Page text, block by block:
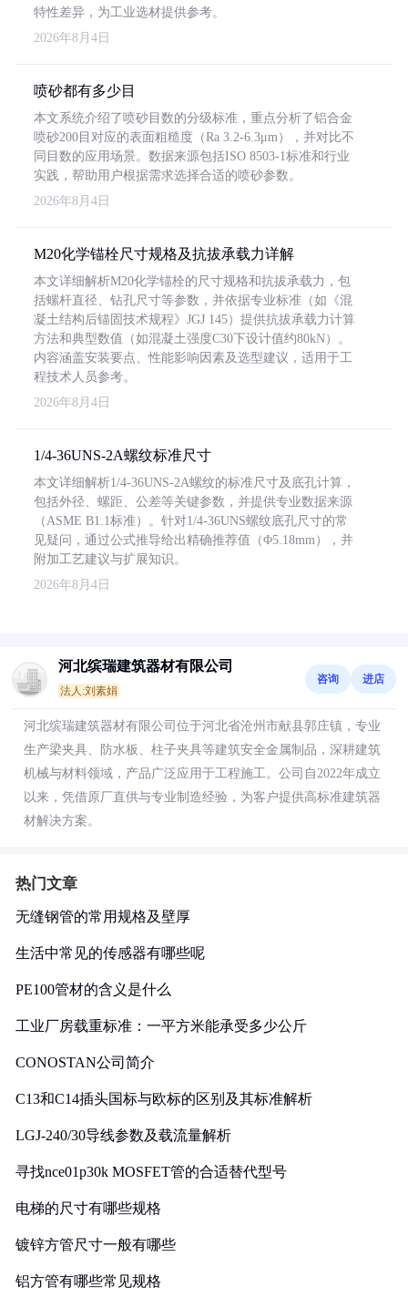
特性差异，为工业选材提供参考。
2026年8月4日
喷砂都有多少目
本文系统介绍了喷砂目数的分级标准，重点分析了铝合金
喷砂200目对应的表面粗糙度（Ra 3.2-6.3μm），并对比不
同目数的应用场景。数据来源包括ISO 8503-1标准和行业
实践，帮助用户根据需求选择合适的喷砂参数。
2026年8月4日
M20化学锚栓尺寸规格及抗拔承载力详解
本文详细解析M20化学锚栓的尺寸规格和抗拔承载力，包
括螺杆直径、钻孔尺寸等参数，并依据专业标准（如《混
凝土结构后锚固技术规程》JGJ 145）提供抗拔承载力计算
方法和典型数值（如混凝土强度C30下设计值约80kN）。
内容涵盖安装要点、性能影响因素及选型建议，适用于工
程技术人员参考。
2026年8月4日
1/4-36UNS-2A螺纹标准尺寸
本文详细解析1/4-36UNS-2A螺纹的标准尺寸及底孔计算，
包括外径、螺距、公差等关键参数，并提供专业数据来源
（ASME B1.1标准）。针对1/4-36UNS螺纹底孔尺寸的常
见疑问，通过公式推导给出精确推荐值（Φ5.18mm），并
附加工艺建议与扩展知识。
2026年8月4日
河北缤瑞建筑器材有限公司
法人:刘素娟
咨询 进店
河北缤瑞建筑器材有限公司位于河北省沧州市献县郭庄镇，专业
生产梁夹具、防水板、柱子夹具等建筑安全金属制品，深耕建筑
机械与材料领域，产品广泛应用于工程施工。公司自2022年成立
以来，凭借原厂直供与专业制造经验，为客户提供高标准建筑器
材解决方案。
热门文章
无缝钢管的常用规格及壁厚
生活中常见的传感器有哪些呢
PE100管材的含义是什么
工业厂房载重标准：一平方米能承受多少公斤
CONOSTAN公司简介
C13和C14插头国标与欧标的区别及其标准解析
LGJ-240/30导线参数及载流量解析
寻找nce01p30k MOSFET管的合适替代型号
电梯的尺寸有哪些规格
镀锌方管尺寸一般有哪些
铝方管有哪些常见规格